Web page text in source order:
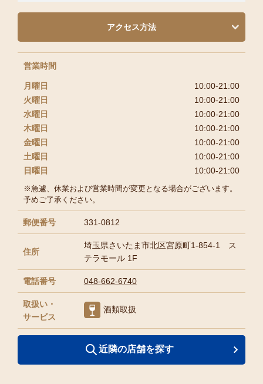
営業時間
月曜日
10:00-21:00
火曜日
10:00-21:00
水曜日
10:00-21:00
木曜日
10:00-21:00
金曜日
10:00-21:00
土曜日
10:00-21:00
日曜日
10:00-21:00
※急遽、休業および営業時間が変更となる場合がございます。
予めご了承ください。
郵便番号 331-0812
住所
埼玉県さいたま市北区宮原町1-854-1 ス
テラモール 1F
電話番号 048-662-6740
取扱い・
サービス
酒類取扱
アクセス方法